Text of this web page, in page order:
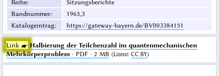
Reihe:
Sitzungsberichte
Bandnummer:
1965,3
Katalogeintrag: https://gateway-bayern.de/BV003384151
Link ☛ Halbierung der Teilchenzahl im quantenmechanischen
Mehrkörperproblem· PDF · 2 MB (Lizenz: CC BY)